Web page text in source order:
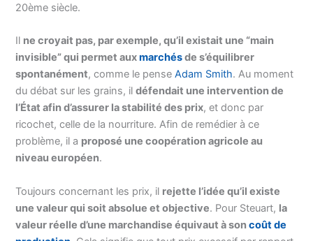
20ème siècle.
Il ne croyait pas, par exemple, qu’il existait une “main
invisible” qui permet auxmarchésde s’équilibrer
spontanément, comme le penseAdam Smith. Au moment
du débat sur les grains, ildéfendait une intervention de
l’État afin d’assurer la stabilité des prix, et donc par
ricochet, celle de la nourriture. Afin de remédier à ce
problème, il a proposé une coopération agricole au
niveau européen.
Toujours concernant les prix, il rejette l’idée qu’il existe
une valeur qui soit absolue et objective. Pour Steuart, la
valeur réelle d’une marchandise équivaut à soncoût de